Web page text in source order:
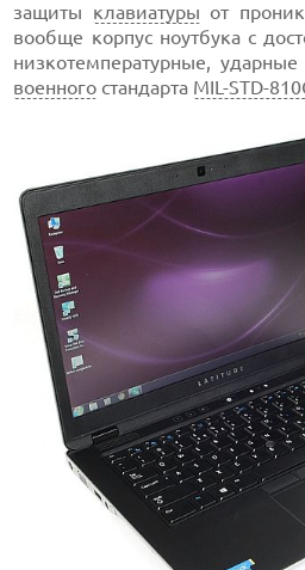
защиты клавиатуры от
вообще корпус ноутбука с
низкотемпературные, ударные
военного стандарта MIL-STD-